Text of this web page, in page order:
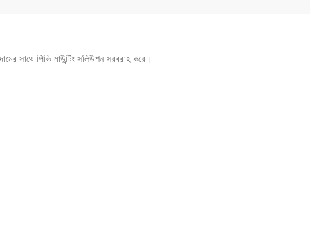
সাথে পিভি মাউন্টিং সলিউশন সরবরাহ করে।